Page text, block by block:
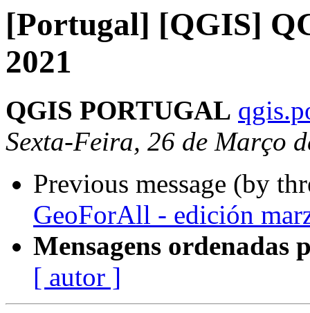
[Portugal] [QGIS]
2021
QGIS PORTUGAL
Sexta-Feira, 26 de Março
Previous message (by
GeoForAll - edición
Mensagens ordenadas
[ autor ]